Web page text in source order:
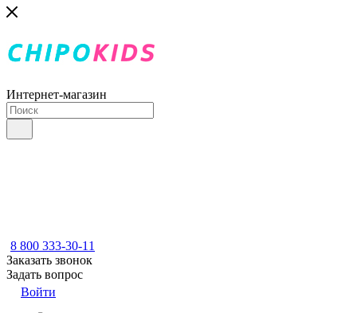
Интернет-магазин
8 800 333-30-11
Заказать звонок
Задать вопрос
Войти